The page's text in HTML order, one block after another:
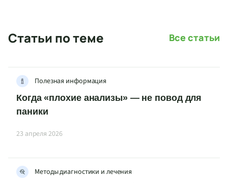
Статьи по теме Все статьи
Полезная информация
Когда «плохие анализы» — не повод для
паники
23 апреля 2026
Методы диагностики и лечения